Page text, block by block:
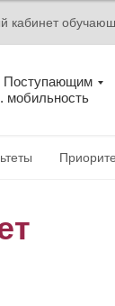
кабинет
Поступающим
мобильность